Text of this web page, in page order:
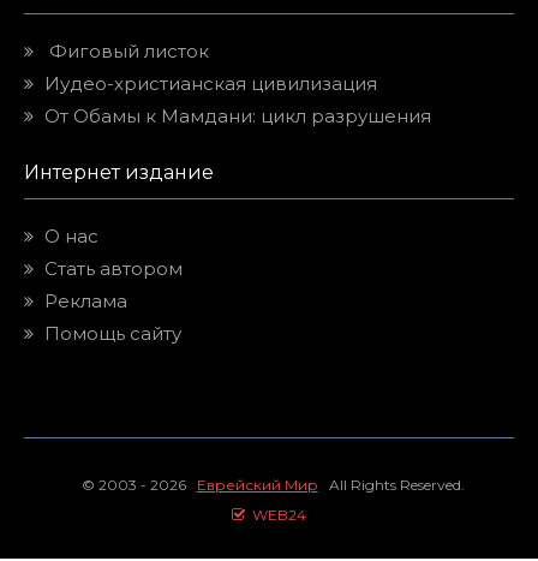
Фиговый листок
Иудео-христианская цивилизация
От Обамы к Мамдани: цикл разрушения
Интернет издание
О нас
Стать автором
Реклама
Помощь сайту
© 2003 - 2026 Еврейский Мир All Rights Reserved.
WEB24